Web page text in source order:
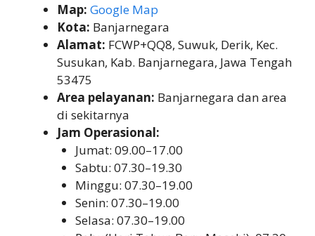
Map: Google Map
Kota: Banjarnegara
Alamat: FCWP+QQ8, Suwuk, Derik, Kec.
Susukan, Kab. Banjarnegara, Jawa Tengah
53475
Area pelayanan: Banjarnegara dan area
di sekitarnya
Jam Operasional:
Jumat: 09.00–17.00
Sabtu: 07.30–19.30
Minggu: 07.30–19.00
Senin: 07.30–19.00
Selasa: 07.30–19.00